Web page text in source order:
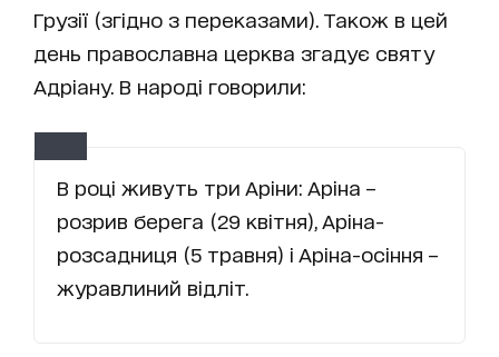
Грузії (згідно з переказами). Також в цей
день православна церква згадує святу
Адріану. В народі говорили:
В році живуть три Аріни: Аріна –
розрив берега (29 квітня), Аріна-
розсадниця (5 травня) і Аріна-осіння –
журавлиний відліт.